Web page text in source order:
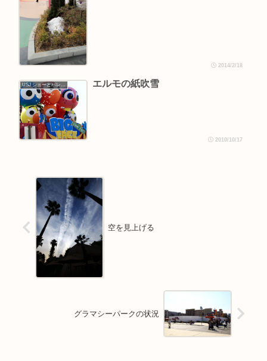
2014/2/18
USJ ショーとパレード エルモの紙吹雪
2010/10/17
空を見上げる
グラマシーパークの状況